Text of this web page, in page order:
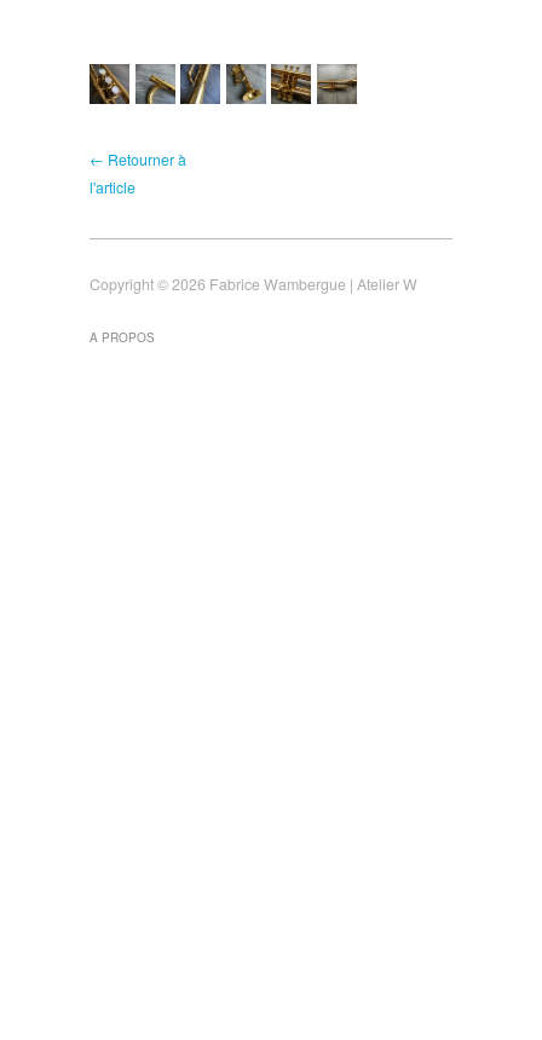
← Retourner à
l'article
Copyright © 2026 Fabrice Wambergue | Atelier W
A PROPOS